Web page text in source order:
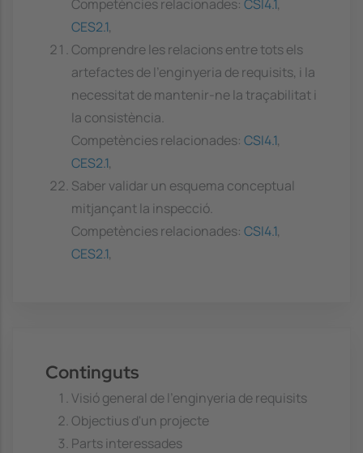
Competències relacionades: CSI4.1,
CES2.1,
Comprendre les relacions entre tots els
artefactes de l'enginyeria de requisits, i la
necessitat de mantenir-ne la traçabilitat i
la consistència.
Competències relacionades: CSI4.1,
CES2.1,
Saber validar un esquema conceptual
mitjançant la inspecció.
Competències relacionades: CSI4.1,
CES2.1,
Continguts
Visió general de l'enginyeria de requisits
Objectius d'un projecte
Parts interessades